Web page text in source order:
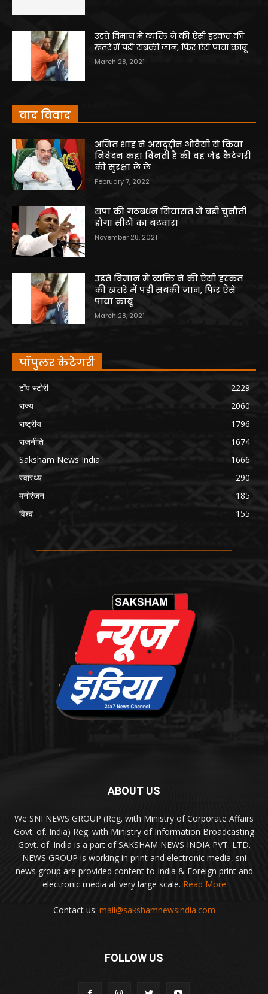
उड़ते विमान में व्यक्ति ने की ऐसी हरकत की
खतरे में पड़ी सबकी जान, फिर ऐसे पाया काबू
March 28, 2021
वाद विवाद
अमित शाह ने असदुद्दीन ओवैसी से किया
निवेदन कहा विनती है की वह जेड कैटेगरी
की सुरक्षा ले ले
February 7, 2022
सपा की गठबंधन सियासत में बड़ी चुनौती
होगा सीटों का बंटवारा
November 28, 2021
उड़ते विमान में व्यक्ति ने की ऐसी हरकत
की खतरे में पड़ी सबकी जान, फिर ऐसे
पाया काबू
March 28, 2021
पॉपुलर केटेगरी
टॉप स्टोरी
2229
राज्य
2060
राष्ट्रीय
1796
राजनीति
1674
Saksham News India
1666
स्वास्थ्य
290
मनोरंजन
185
विश्व
155
ABOUT US
We SNI NEWS GROUP (Reg. with Ministry of Corporate Affairs
Govt. of. India) Reg. with Ministry of Information Broadcasting
Govt. of. India is a part of SAKSHAM NEWS INDIA PVT. LTD.
NEWS GROUP is working in print and electronic media, sni
news group are provided content to India & Foreign print and
electronic media at very large scale. Read More
Contact us: mail@sakshamnewsindia.com
FOLLOW US